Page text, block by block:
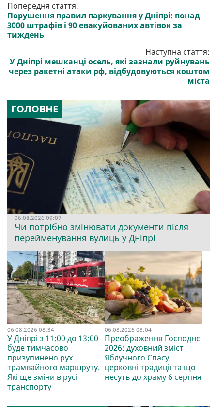
Попередня стаття:
Порушення правил паркування у Дніпрі: понад
3000 штрафів і 90 евакуйованих автівок за
тиждень
Наступна стаття:
У Дніпрі мешканці осель, які зазнали руйнувань
через ракетні атаки рф, відбудовуються коштом
міста
ГОЛОВНЕ
06.08.2026 09:07
Чи потрібно змінювати документи після
перейменування вулиць у Дніпрі
06.08.2026 08:34
У Дніпрі з 11:00 до 13:00
буде тимчасово
призупинено рух
трамвайного маршруту.
Які ще зміни в русі
транспорту
06.08.2026 08:04
Преображення Господнє
2026: духовний зміст
Яблучного Спасу,
церковні традиції та що
несуть до храму 6 серпня